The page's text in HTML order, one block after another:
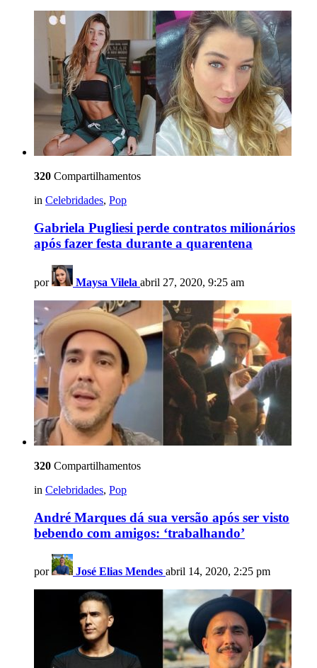
320 Compartilhamentos
in Celebridades, Pop
Gabriela Pugliesi perde contratos milionários
após fazer festa durante a quarentena
por Maysa Vilela abril 27, 2020, 9:25 am
320 Compartilhamentos
in Celebridades, Pop
André Marques dá sua versão após ser visto
bebendo com amigos: ‘trabalhando’
por José Elias Mendes abril 14, 2020, 2:25 pm